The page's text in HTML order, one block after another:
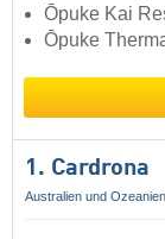
Ōpuke Kai
Ōpuke
1. Cardrona
Australien und Ozeanien